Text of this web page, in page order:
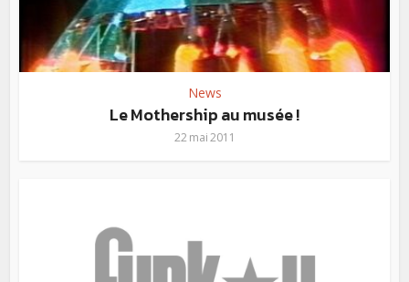
News
Le Mothership au musée !
22 mai 2011